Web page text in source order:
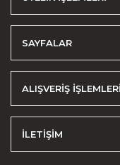
SAYFALAR
ALIŞVERİŞ İŞLEMLERİ
İLETİŞİM